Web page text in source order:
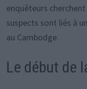
enquêteurs
suspects sont liés à
au Cambodge.
Le début de